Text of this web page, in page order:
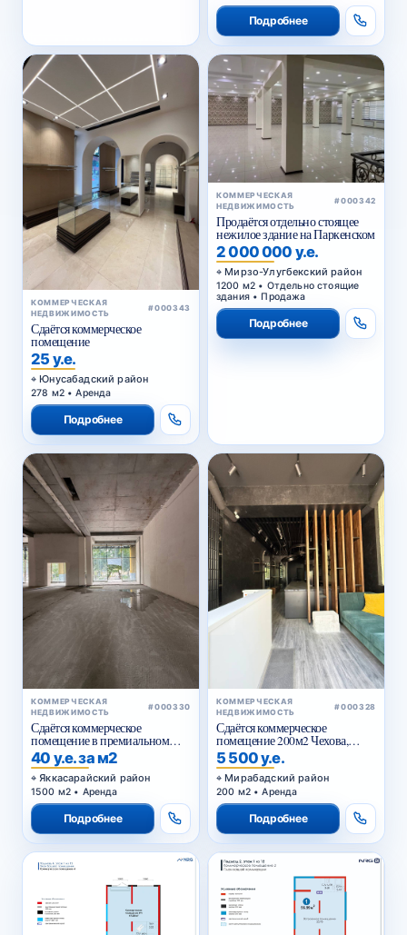
Подробнее
КОММЕРЧЕСКАЯ
НЕДВИЖИМОСТЬ
#000343
Сдаётся коммерческое
помещение
25 у.е.
Юнусабадский район
278 м2 • Аренда
Подробнее
КОММЕРЧЕСКАЯ
НЕДВИЖИМОСТЬ
#000342
Продаётся отдельно стоящее
нежилое здание на Паркенском
2 000 000 у.е.
Мирзо-Улугбекский район
1200 м2 • Отдельно стоящие
здания • Продажа
Подробнее
КОММЕРЧЕСКАЯ
НЕДВИЖИМОСТЬ
#000330
Сдаётся коммерческое
помещение в премиальном
жилом комплексе
40 у.е. за м2
Яккасарайский район
1500 м2 • Аренда
Подробнее
КОММЕРЧЕСКАЯ
НЕДВИЖИМОСТЬ
#000328
Сдаётся коммерческое
помещение 200м2 Чехова,
Тараса Шевченко
5 500 у.е.
Мирабадский район
200 м2 • Аренда
Подробнее